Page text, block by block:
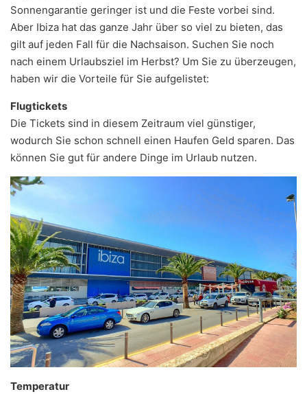
Sonnengarantie geringer ist und die Feste vorbei sind.
Aber Ibiza hat das ganze Jahr über so viel zu bieten, das
gilt auf jeden Fall für die Nachsaison. Suchen Sie noch
nach einem Urlaubsziel im Herbst? Um Sie zu überzeugen,
haben wir die Vorteile für Sie aufgelistet:
Flugtickets
Die Tickets sind in diesem Zeitraum viel günstiger,
wodurch Sie schon schnell einen Haufen Geld sparen. Das
können Sie gut für andere Dinge im Urlaub nutzen.
Temperatur